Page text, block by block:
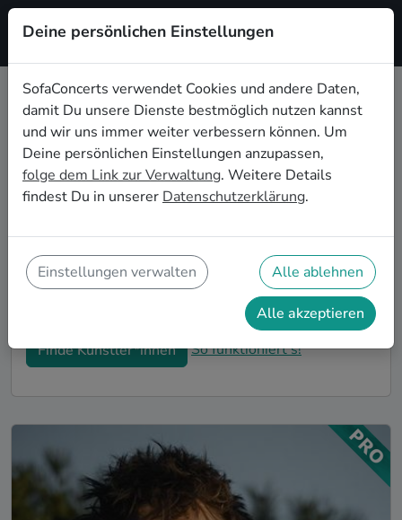
Registrieren
Dein Indie Wohnzimmerkonzert in
Braunschweig
Buche Indie Bands und Musiker*innen für Dein
Wohnzimmerkonzert in Braunschweig! Unsere Live-
privaten Bühne. Auf SofaConcerts findest Du
professionelle Indie Live-Acts, die genau zu Deinen
Vorstellungen und Deinem Wohnzimmerkonzert
Finde Künstler*innen So funktioniert's!
Deine persönlichen Einstellungen
SofaConcerts verwendet Cookies und andere Daten,
damit Du unsere Dienste bestmöglich nutzen kannst
und wir uns immer weiter verbessern können. Um
Deine persönlichen Einstellungen anzupassen,
folge dem Link zur Verwaltung. Weitere Details
findest Du in unserer Datenschutzerklärung.
Einstellungen verwalten Alle ablehnen
Alle akzeptieren